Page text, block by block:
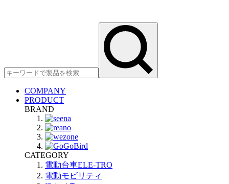
COMPANY
PRODUCT
BRAND
CATEGORY
電動台車ELE-TRO
電動モビリティ